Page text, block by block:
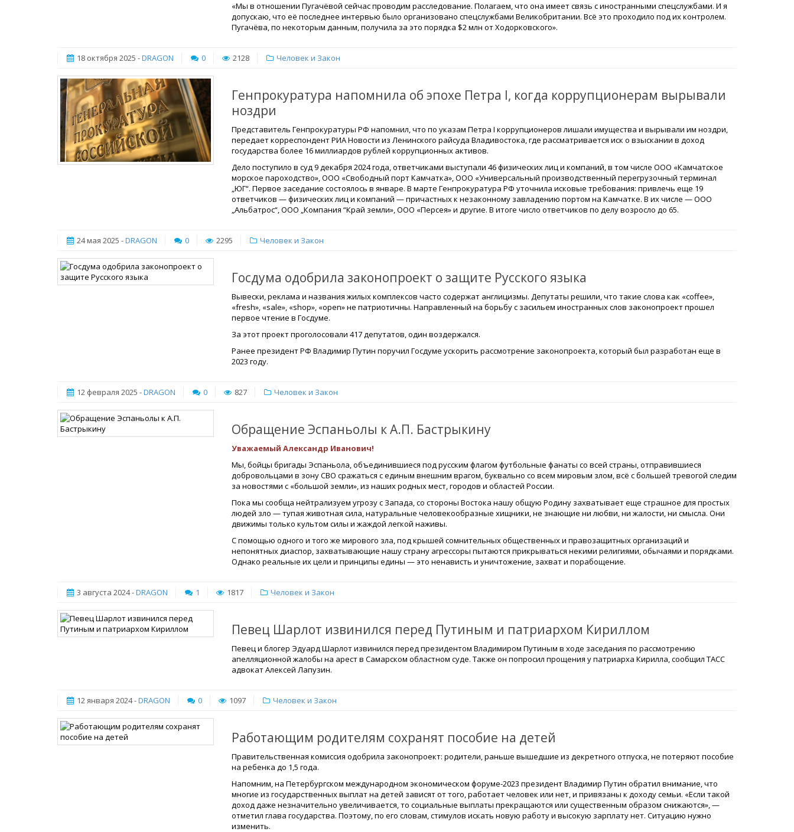
«Мы в отношении Пугачёвой сейчас проводим расследование. Полагаем, что она имеет связь с иностранными спецслужбами. И я
допускаю, что её последнее интервью было организовано спецслужбами Великобритании. Всё это проходило под их контролем.
Пугачёва, по некоторым данным, получила за это порядка $2 млн от Ходорковского».
18 октября 2025 -DRAGON 0 2128 Человек и Закон
Генпрокуратура напомнила об эпохе Петра I, когда коррупционерам вырывали
ноздри
Представитель Генпрокуратуры РФ напомнил, что по указам Петра I коррупционеров лишали имущества и вырывали им ноздри,
передает корреспондент РИА Новости из Ленинского райсуда Владивостока, где рассматривается иск о взыскании в доход
государства более 16 миллиардов рублей коррупционных активов.
Дело поступило в суд 9 декабря 2024 года, ответчиками выступали 46 физических лиц и компаний, в том числе ООО «Камчатское
морское пароходство», ООО «Свободный порт Камчатка», ООО «Универсальный производственный перегрузочный терминал
„ЮГ“. Первое заседание состоялось в январе. В марте Генпрокуратура РФ уточнила исковые требования: привлечь еще 19
ответчиков — физических лиц и компаний — причастных к незаконному завладению портом на Камчатке. В их числе — ООО
„Альбатрос“, ООО „Компания “Край земли», ООО «Персея» и другие. В итоге число ответчиков по делу возросло до 65.
24 мая 2025 -DRAGON 0 2295 Человек и Закон
Госдума одобрила законопроект о защите Русского языка
Вывески, реклама и названия жилых комплексов часто содержат англицизмы. Депутаты решили, что такие слова как «coffee»,
«fresh», «sale», «shop», «open» не патриотичны. Направленный на борьбу с засильем иностранных слов законопроект прошел
первое чтение в Госдуме.
За этот проект проголосовали 417 депутатов, один воздержался.
Ранее президент РФ Владимир Путин поручил Госдуме ускорить рассмотрение законопроекта, который был разработан еще в
2023 году.
12 февраля 2025 -DRAGON 0 827 Человек и Закон
Обращение Эспаньолы к А.П. Бастрыкину
Уважаемый Александр Иванович!
Мы, бойцы бригады Эспаньола, объединившиеся под русским флагом футбольные фанаты со всей страны, отправившиеся
добровольцами в зону СВО сражаться с единым внешним врагом, буквально со всем мировым злом, всё с большей тревогой следим
за новостями с «большой земли», из наших родных мест, городов и областей России.
Пока мы сообща нейтрализуем угрозу с Запада, со стороны Востока нашу общую Родину захватывает еще страшное для простых
людей зло — тупая животная сила, натуральные человекообразные хищники, не знающие ни любви, ни жалости, ни смысла. Они
движимы только культом силы и жаждой легкой наживы.
С помощью одного и того же мирового зла, под крышей сомнительных общественных и правозащитных организаций и
непонятных диаспор, захватывающие нашу страну агрессоры пытаются прикрываться некими религиями, обычаями и порядками.
Однако реальные их цели и принципы едины — это ненависть и уничтожение, захват и порабощение.
3 августа 2024 -DRAGON 1 1817 Человек и Закон
Певец Шарлот извинился перед Путиным и патриархом Кириллом
Певец и блогер Эдуард Шарлот извинился перед президентом Владимиром Путиным в ходе заседания по рассмотрению
апелляционной жалобы на арест в Самарском областном суде. Также он попросил прощения у патриарха Кирилла, сообщил ТАСС
адвокат Алексей Лапузин.
12 января 2024 -DRAGON 0 1097 Человек и Закон
Работающим родителям сохранят пособие на детей
Правительственная комиссия одобрила законопроект: родители, раньше вышедшие из декретного отпуска, не потеряют пособие
на ребенка до 1,5 года.
Напомним, на Петербургском международном экономическом форуме-2023 президент Владимир Путин обратил внимание, что
многие из государственных выплат на детей зависят от того, работает человек или нет, и привязаны к доходу семьи. «Если такой
доход даже незначительно увеличивается, то социальные выплаты прекращаются или существенным образом снижаются», —
отметил глава государства. Поэтому, по его словам, стимулов искать новую работу и высокую зарплату нет. Ситуацию нужно
изменить.